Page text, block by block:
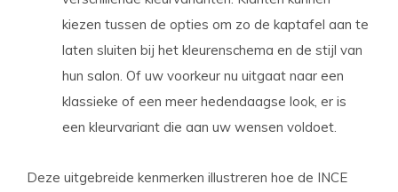
kiezen tussen de opties om zo de kaptafel aan te
laten sluiten bij het kleurenschema en de stijl van
hun salon. Of uw voorkeur nu uitgaat naar een
klassieke of een meer hedendaagse look, er is
een kleurvariant die aan uw wensen voldoet.
Deze uitgebreide kenmerken illustreren hoe de INCE